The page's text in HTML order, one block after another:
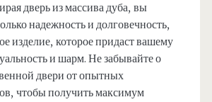
дверь из массива дуба, вы
надежность и долговечность,
изделие, которое придаст вашему
и шарм. Не забывайте о
двери от опытных
чтобы получить максимум